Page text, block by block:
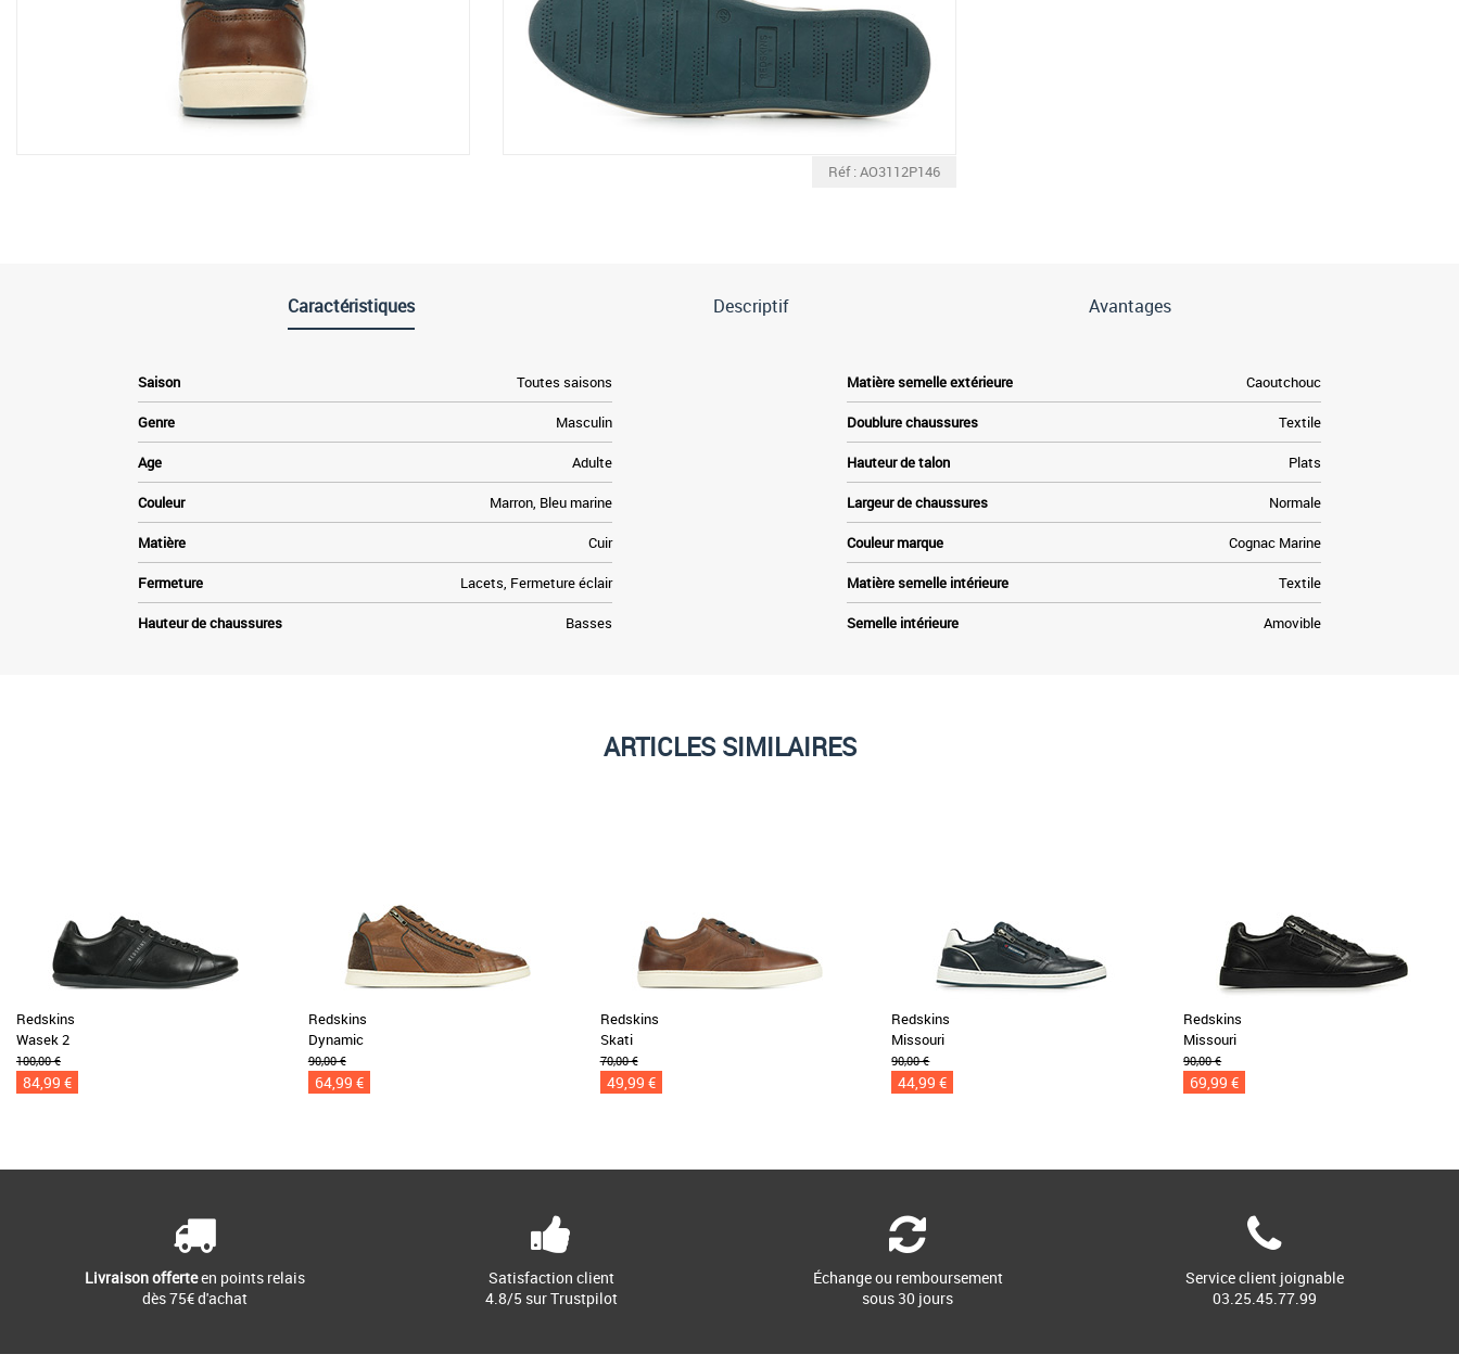
Réf : AO3112P146
Caractéristiques Descriptif Avantages
Saison Toutes saisons
Genre Masculin
Age Adulte
Couleur Marron, Bleu marine
Matière Cuir
Fermeture Lacets, Fermeture éclair
Hauteur de chaussures Basses
Matière semelle extérieure Caoutchouc
Doublure chaussures Textile
Hauteur de talon Plats
Largeur de chaussures Normale
Couleur marque Cognac Marine
Matière semelle intérieure Textile
Semelle intérieure Amovible
ARTICLES SIMILAIRES
Redskins
Wasek 2
100,00 €
84,99 €
Redskins
Dynamic
90,00 €
64,99 €
Redskins
Skati
70,00 €
49,99 €
Redskins
Missouri
90,00 €
44,99 €
Redskins
Missouri
90,00 €
69,99 €
Livraison offerteen points relais
dès 75€ d'achat
Satisfaction client
4.8/5 sur Trustpilot
Échange ou remboursement
sous 30 jours
Service client joignable
03.25.45.77.99